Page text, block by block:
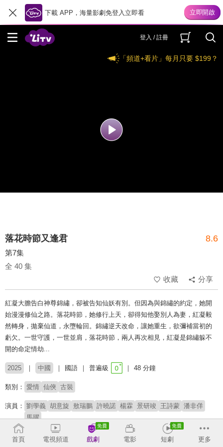
下載 APP，海量影劇免登入立即看
登入 / 註冊
「頻道+看片」每月只要 $199？
落花時節又逢君 8.6
第7集
全 40 集
收藏
分享
紅凝大膽告白神尊錦繡，卻被告知仙妖有別。但因為與錦繡的約定，她開
始漫漫修仙之路。落花時節，她修行上天，卻得知他娶別人為妻，紅凝毅
然轉身，拋棄仙道，永墮輪回。錦繡逆天改命，讓她重生，欲彌補當初的
虧欠。一世守護，一世並肩，落花時節，兩人再次相見，紅凝是錦繡躲不
開的命定情劫...
2025 中國 國語 普遍級 48 分鐘
類別： 愛情 仙俠 古裝
演員： 劉學義 胡意旋 敖瑞鵬 許曉諾 楊霖 景研竣 王詩蒙 潘非佯
馬躍
導演： 趙立軍 英英鹿
首頁 電視頻道 戲劇 電影 短劇 更多